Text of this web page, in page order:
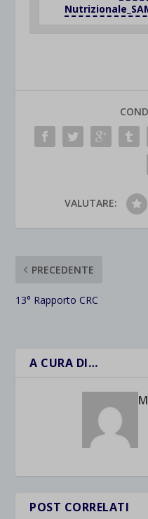
VALUTARE:
PRECEDENTE
13° Rapporto CRC
A CURA DI…
POST CORRELATI